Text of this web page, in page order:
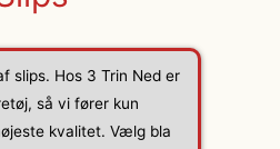
slips. Hos 3 Trin Ned er
så vi fører kun
kvalitet. Vælg bla